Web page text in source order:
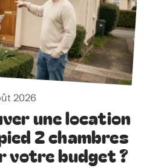
2026
une location
2 chambres
votre budget ?